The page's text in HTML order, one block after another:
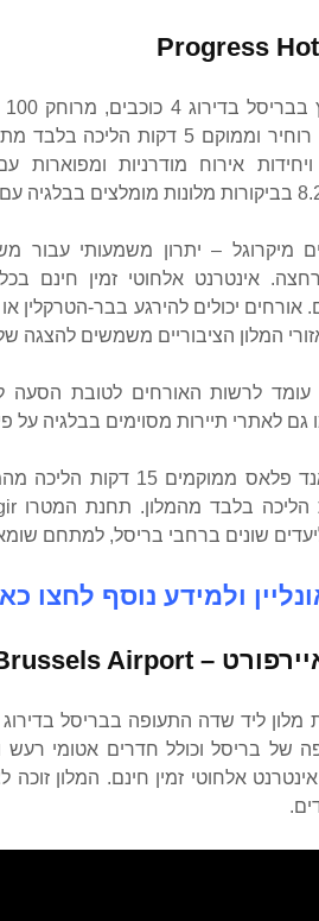
Progress
מיקרוגל – יתרון משמעותי עבור
אינטרנט אלחוטי זמין חינם
אורחים יכולים להירגע בבר-הטרקלין
המלון הציבוריים משמשים להצגה
עומד לרשות האורחים לטובת הסעה
גם לאתרי תיירות מסוימים בבלגיה על
מוזיאון העיר בריסל וגראנד
שונים ברחבי בריסל, למתחם
ולמידע נוסף לחצו
–
Airport
של בריסל וכולל חדרים אטומי רעש